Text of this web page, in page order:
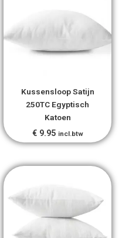
Kussensloop Satijn
250TC Egyptisch
Katoen
€9.95 incl.btw